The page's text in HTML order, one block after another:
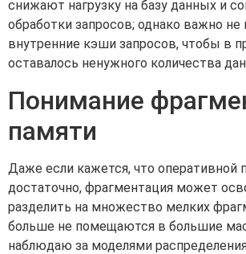
снижают нагрузку на базу данных и
обработки запросов; однако важно не
внутренние кэши запросов, чтобы в
оставалось ненужного количества
Понимание
памяти
Даже если кажется, что оперативной
достаточно, фрагментация может
разделить на множество мелких
больше не помещаются в большие
наблюдаю за моделями